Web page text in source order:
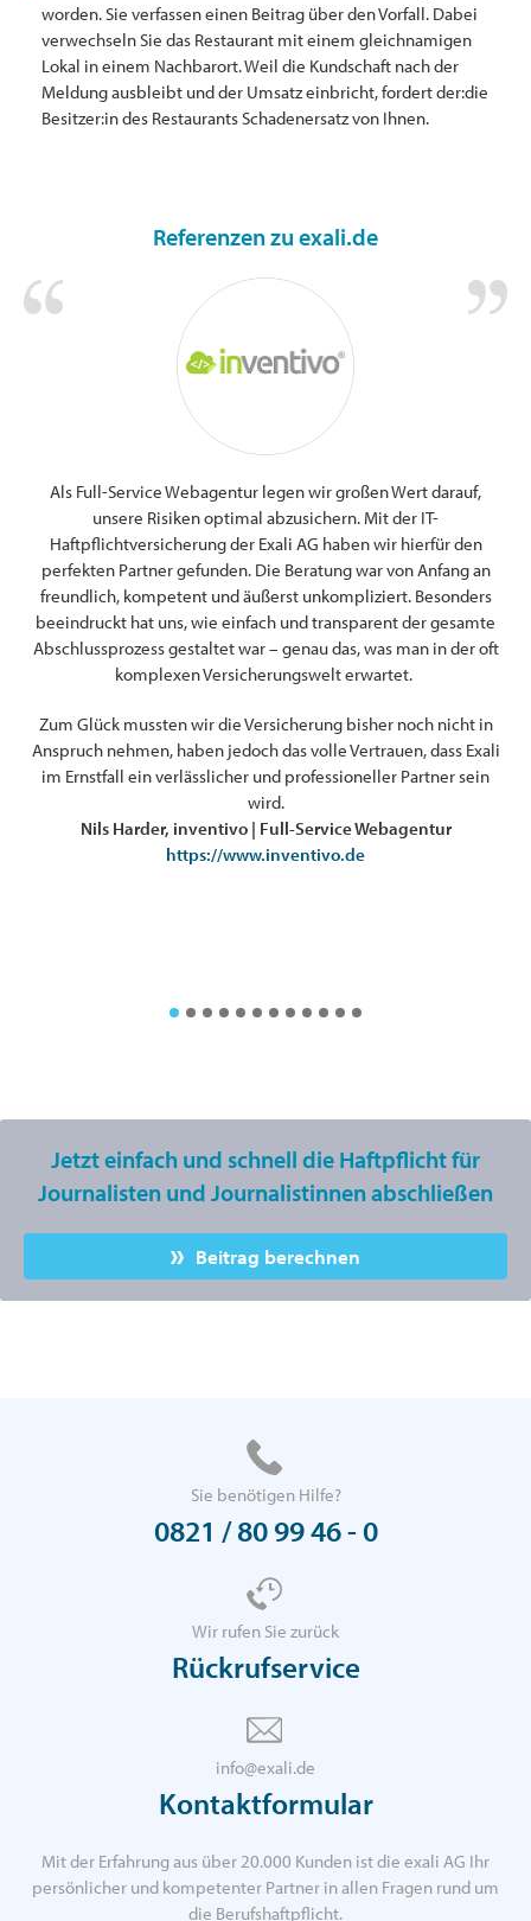
worden. Sie verfassen einen Beitrag über den Vorfall. Dabei
verwechseln Sie das Restaurant mit einem gleichnamigen
Lokal in einem Nachbarort. Weil die Kundschaft nach der
Meldung ausbleibt und der Umsatz einbricht, fordert der:die
Besitzer:in des Restaurants Schadenersatz von Ihnen.
Referenzen zu exali.de
Als Full-Service Webagentur legen wir großen Wert darauf,
unsere Risiken optimal abzusichern. Mit der IT-
Haftpflichtversicherung der Exali AG haben wir hierfür den
perfekten Partner gefunden. Die Beratung war von Anfang an
freundlich, kompetent und äußerst unkompliziert. Besonders
beeindruckt hat uns, wie einfach und transparent der gesamte
Abschlussprozess gestaltet war – genau das, was man in der oft
komplexen Versicherungswelt erwartet.
Zum Glück mussten wir die Versicherung bisher noch nicht in
Anspruch nehmen, haben jedoch das volle Vertrauen, dass Exali
im Ernstfall ein verlässlicher und professioneller Partner sein
wird.
Nils Harder, inventivo | Full-Service Webagentur
https://www.inventivo.de
Jetzt einfach und schnell die Haftpflicht für
Journalisten und Journalistinnen abschließen
Beitrag berechnen
Sie benötigen Hilfe?
0821 / 80 99 46 - 0
Wir rufen Sie zurück
Rückrufservice
info@exali.de
Kontaktformular
Mit der Erfahrung aus über 20.000 Kunden ist die exali AG Ihr
persönlicher und kompetenter Partner in allen Fragen rund um
die Berufshaftpflicht.